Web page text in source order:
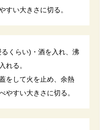
すい大きさに切る。
くらい)・酒を入れ、沸
れる。
をして火を止め、余熱
やすい大きさに切る。